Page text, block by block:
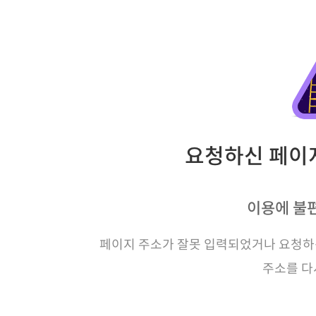
요청하신 페
이용에 불
페이지 주소가 잘못 입력되었거나 요청
주소를